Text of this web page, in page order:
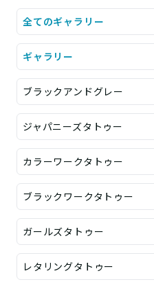
全てのギャラリー
ギャラリー
ブラックアンドグレー
ジャパニーズタトゥー
カラーワークタトゥー
ブラックワークタトゥー
ガールズタトゥー
レタリングタトゥー